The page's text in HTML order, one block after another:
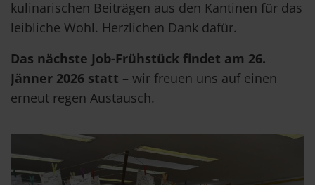
kulinarischen Beiträgen aus den Kantinen für das
leibliche Wohl. Herzlichen Dank dafür.
Das nächste Job-Frühstück findet am 26.
Jänner 2026 statt – wir freuen uns auf einen
erneut regen Austausch.